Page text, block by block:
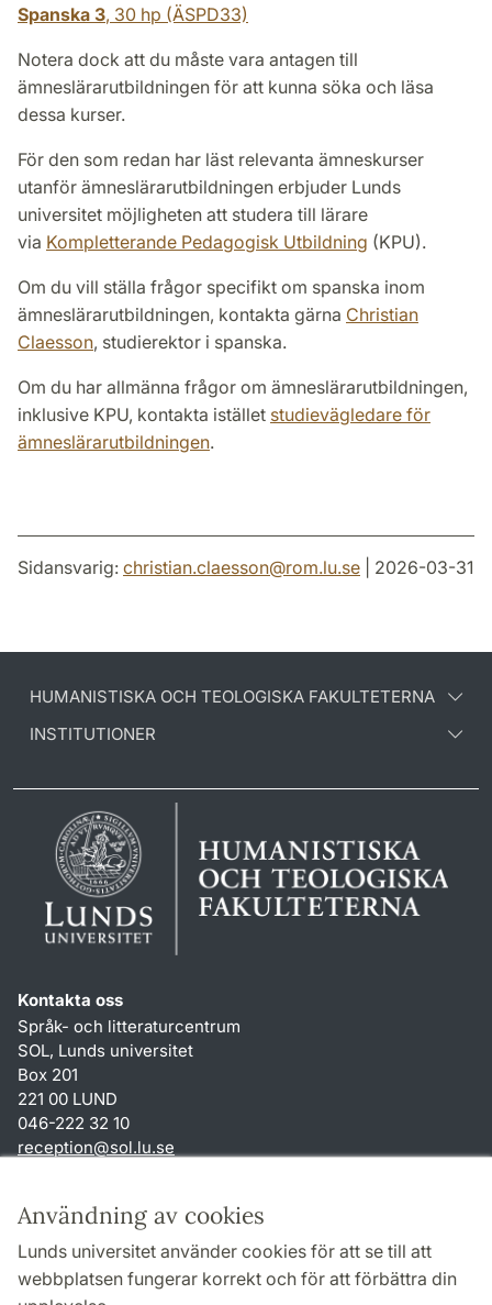
Användning av cookies
Lunds universitet använder cookies för att se till att
webbplatsen fungerar korrekt och för att förbättra din
Spanska 3, 30 hp (ÄSPD33)
Notera dock att du måste vara antagen till
ämneslärarutbildningen för att kunna söka och läsa
dessa kurser.
För den som redan har läst relevanta ämneskurser
utanför ämneslärarutbildningen erbjuder Lunds
universitet möjligheten att studera till lärare
via Kompletterande Pedagogisk Utbildning (KPU).
Om du vill ställa frågor specifikt om spanska inom
ämneslärarutbildningen, kontakta gärna Christian
Claesson, studierektor i spanska.
Om du har allmänna frågor om ämneslärarutbildningen,
inklusive KPU, kontakta istället studievägledare för
ämneslärarutbildningen.
Sidansvarig: christian.claesson@rom.lu.se | 2026-03-31
HUMANISTISKA OCH TEOLOGISKA FAKULTETERNA
INSTITUTIONER
Kontakta oss
Språk- och litteraturcentrum
SOL, Lunds universitet
Box 201
221 00 LUND
046-222 32 10
reception@sol.lu.se
Genvägar
Om webbplatsen och cookies
Behandling av personuppgifter